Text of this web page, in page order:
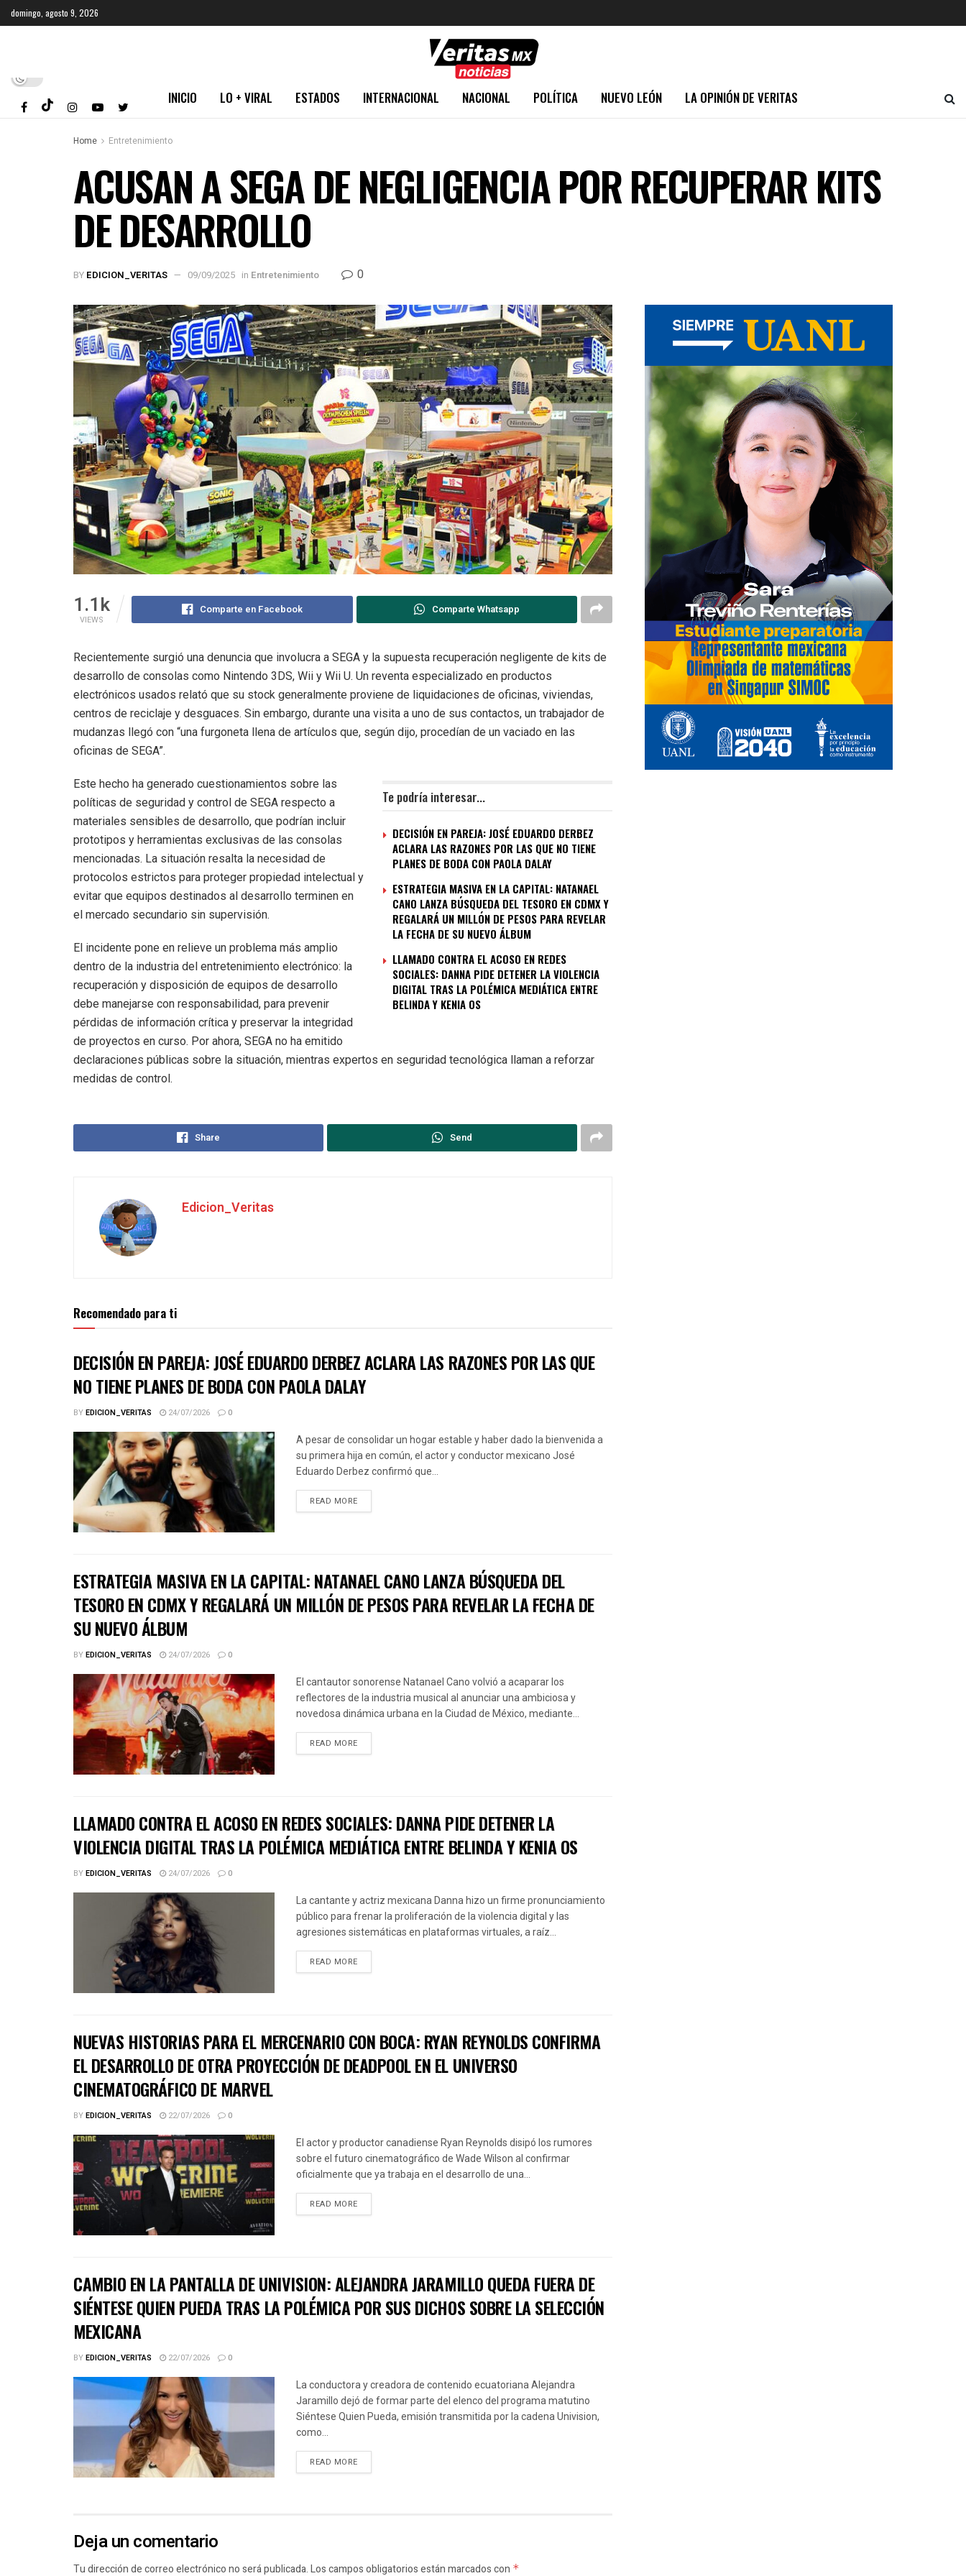
domingo, agosto 9, 2026
INICIO LO + VIRAL ESTADOS INTERNACIONAL NACIONAL POLÍTICA NUEVO LEÓN LA OPINIÓN DE VERITAS
Home Entretenimiento
ACUSAN A SEGA DE NEGLIGENCIA POR RECUPERAR KITS
DE DESARROLLO
BY EDICION_VERITAS 09/09/2025 in Entretenimiento 0
1.1k
VIEWS
Comparte en Facebook Comparte Whatsapp
Recientemente surgió una denuncia que involucra a SEGA y la supuesta recuperación negligente de kits de
desarrollo de consolas como Nintendo 3DS, Wii y Wii U. Un reventa especializado en productos
electrónicos usados relató que su stock generalmente proviene de liquidaciones de oficinas, viviendas,
centros de reciclaje y desguaces. Sin embargo, durante una visita a uno de sus contactos, un trabajador de
mudanzas llegó con “una furgoneta llena de artículos que, según dijo, procedían de un vaciado en las
oficinas de SEGA”.
Te podría interesar...
DECISIÓN EN PAREJA: JOSÉ EDUARDO DERBEZ
ACLARA LAS RAZONES POR LAS QUE NO TIENE
PLANES DE BODA CON PAOLA DALAY
ESTRATEGIA MASIVA EN LA CAPITAL: NATANAEL
CANO LANZA BÚSQUEDA DEL TESORO EN CDMX Y
REGALARÁ UN MILLÓN DE PESOS PARA REVELAR
LA FECHA DE SU NUEVO ÁLBUM
LLAMADO CONTRA EL ACOSO EN REDES
SOCIALES: DANNA PIDE DETENER LA VIOLENCIA
DIGITAL TRAS LA POLÉMICA MEDIÁTICA ENTRE
BELINDA Y KENIA OS
Este hecho ha generado cuestionamientos sobre las
políticas de seguridad y control de SEGA respecto a
materiales sensibles de desarrollo, que podrían incluir
prototipos y herramientas exclusivas de las consolas
mencionadas. La situación resalta la necesidad de
protocolos estrictos para proteger propiedad intelectual y
evitar que equipos destinados al desarrollo terminen en
el mercado secundario sin supervisión.
El incidente pone en relieve un problema más amplio
dentro de la industria del entretenimiento electrónico: la
recuperación y disposición de equipos de desarrollo
debe manejarse con responsabilidad, para prevenir
pérdidas de información crítica y preservar la integridad
de proyectos en curso. Por ahora, SEGA no ha emitido
declaraciones públicas sobre la situación, mientras expertos en seguridad tecnológica llaman a reforzar
medidas de control.
Share Send
Edicion_Veritas
Recomendado para ti
DECISIÓN EN PAREJA: JOSÉ EDUARDO DERBEZ ACLARA LAS RAZONES POR LAS QUE
NO TIENE PLANES DE BODA CON PAOLA DALAY
BYEDICION_VERITAS 24/07/2026 0
A pesar de consolidar un hogar estable y haber dado la bienvenida a
su primera hija en común, el actor y conductor mexicano José
Eduardo Derbez confirmó que...
READ MORE
ESTRATEGIA MASIVA EN LA CAPITAL: NATANAEL CANO LANZA BÚSQUEDA DEL
TESORO EN CDMX Y REGALARÁ UN MILLÓN DE PESOS PARA REVELAR LA FECHA DE
SU NUEVO ÁLBUM
BYEDICION_VERITAS 24/07/2026 0
El cantautor sonorense Natanael Cano volvió a acaparar los
reflectores de la industria musical al anunciar una ambiciosa y
novedosa dinámica urbana en la Ciudad de México, mediante...
READ MORE
LLAMADO CONTRA EL ACOSO EN REDES SOCIALES: DANNA PIDE DETENER LA
VIOLENCIA DIGITAL TRAS LA POLÉMICA MEDIÁTICA ENTRE BELINDA Y KENIA OS
BYEDICION_VERITAS 24/07/2026 0
La cantante y actriz mexicana Danna hizo un firme pronunciamiento
público para frenar la proliferación de la violencia digital y las
agresiones sistemáticas en plataformas virtuales, a raíz...
READ MORE
NUEVAS HISTORIAS PARA EL MERCENARIO CON BOCA: RYAN REYNOLDS CONFIRMA
EL DESARROLLO DE OTRA PROYECCIÓN DE DEADPOOL EN EL UNIVERSO
CINEMATOGRÁFICO DE MARVEL
BYEDICION_VERITAS 22/07/2026 0
El actor y productor canadiense Ryan Reynolds disipó los rumores
sobre el futuro cinematográfico de Wade Wilson al confirmar
oficialmente que ya trabaja en el desarrollo de una...
READ MORE
CAMBIO EN LA PANTALLA DE UNIVISION: ALEJANDRA JARAMILLO QUEDA FUERA DE
SIÉNTESE QUIEN PUEDA TRAS LA POLÉMICA POR SUS DICHOS SOBRE LA SELECCIÓN
MEXICANA
BYEDICION_VERITAS 22/07/2026 0
La conductora y creadora de contenido ecuatoriana Alejandra
Jaramillo dejó de formar parte del elenco del programa matutino
Siéntese Quien Pueda, emisión transmitida por la cadena Univision,
como...
READ MORE
Deja un comentario
Tu dirección de correo electrónico no será publicada.Los campos obligatorios están marcados con *